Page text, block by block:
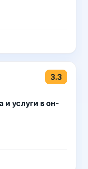
3.3
и услуги в он-